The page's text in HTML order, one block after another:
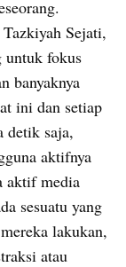
Sejati,
untuk fokus
banyaknya
ini dan setiap
detik saja,
aktifnya
aktif media
sesuatu yang
lakukan,
atau